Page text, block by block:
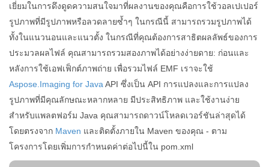
เยี่ยมในการดึงดูดความสนใจมาที่ผลงานของคุณคือการใช้วอลเปเปอร์
รูปภาพที่มีรูปภาพหรือลวดลายซ้ำๆ ในกรณีนี้ สามารถรวมรูปภาพได้
ทั้งในแนวนอนและแนวตั้ง ในกรณีที่คุณต้องการสาธิตผลลัพธ์ของการ
ประมวลผลไฟล์ คุณสามารถรวมสองภาพได้อย่างง่ายดาย: ก่อนและ
หลังการใช้เอฟเฟ็กต์ภาพถ่าย เพื่อรวมไฟล์ EMF เราจะใช้
Aspose.Imaging for Java API ซึ่งเป็น API การแปลงและการแปลง
รูปภาพที่มีคุณลักษณะหลากหลาย มีประสิทธิภาพ และใช้งานง่าย
สำหรับแพลตฟอร์ม Java คุณสามารถดาวน์โหลดเวอร์ชันล่าสุดได้
โดยตรงจาก Maven และติดตั้งภายใน Maven ของคุณ - ตาม
โครงการโดยเพิ่มการกำหนดค่าต่อไปนี้ใน pom.xml